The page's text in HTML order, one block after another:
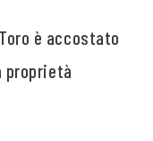
è accostato
proprietà